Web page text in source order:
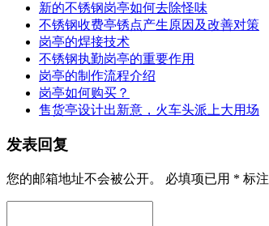
新的不锈钢岗亭如何去除怪味
不锈钢收费亭锈点产生原因及改善对策
岗亭的焊接技术
不锈钢执勤岗亭的重要作用
岗亭的制作流程介绍
岗亭如何购买？
售货亭设计出新意，火车头派上大用场
发表回复
您的邮箱地址不会被公开。 必填项已用 * 标注